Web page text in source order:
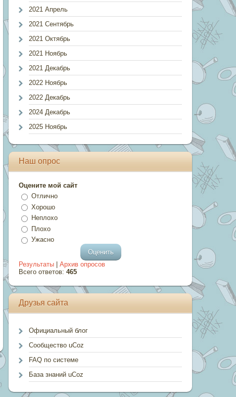
2021 Апрель
2021 Сентябрь
2021 Октябрь
2021 Ноябрь
2021 Декабрь
2022 Ноябрь
2022 Декабрь
2024 Декабрь
2025 Ноябрь
Наш опрос
Оцените мой сайт
Отлично
Хорошо
Неплохо
Плохо
Ужасно
Результаты |Архив опросов
Всего ответов:465
Друзья сайта
Официальный блог
Сообщество uCoz
FAQ по системе
База знаний uCoz